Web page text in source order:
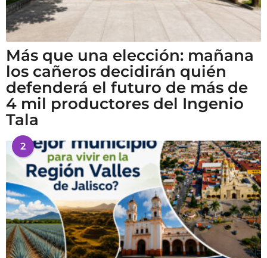
Más que una elección: mañana
los cañeros decidirán quién
defenderá el futuro de más de
4 mil productores del Ingenio
Tala
2